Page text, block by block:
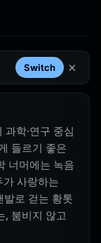
Switch ×
학·연구 중심
들르기 좋은
너머에는 녹음
사랑하는
발로 걷는 황톳
, 붐비지 않고